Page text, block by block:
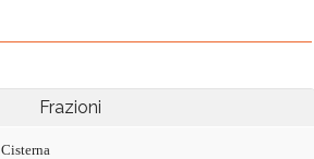
Frazioni
Cisterna